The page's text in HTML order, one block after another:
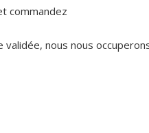
commandez
validée, nous nous